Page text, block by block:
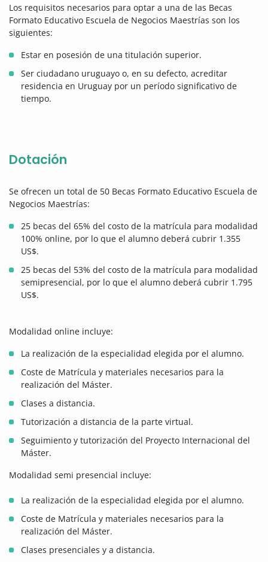
Los requisitos necesarios para optar a una de las Becas
Formato Educativo Escuela de Negocios Maestrías son los
siguientes:
Estar en posesión de una titulación superior.
Ser ciudadano uruguayo o, en su defecto, acreditar
residencia en Uruguay por un período significativo de
tiempo.
Dotación
Se ofrecen un total de 50 Becas Formato Educativo Escuela de
Negocios Maestrías:
25 becas del 65% del costo de la matrícula para modalidad
100% online, por lo que el alumno deberá cubrir 1.355
US$.
25 becas del 53% del costo de la matrícula para modalidad
semipresencial, por lo que el alumno deberá cubrir 1.795
US$.
Modalidad online incluye:
La realización de la especialidad elegida por el alumno.
Coste de Matrícula y materiales necesarios para la
realización del Máster.
Clases a distancia.
Tutorización a distancia de la parte virtual.
Seguimiento y tutorización del Proyecto Internacional del
Máster.
Modalidad semi presencial incluye:
La realización de la especialidad elegida por el alumno.
Coste de Matrícula y materiales necesarios para la
realización del Máster.
Clases presenciales y a distancia.